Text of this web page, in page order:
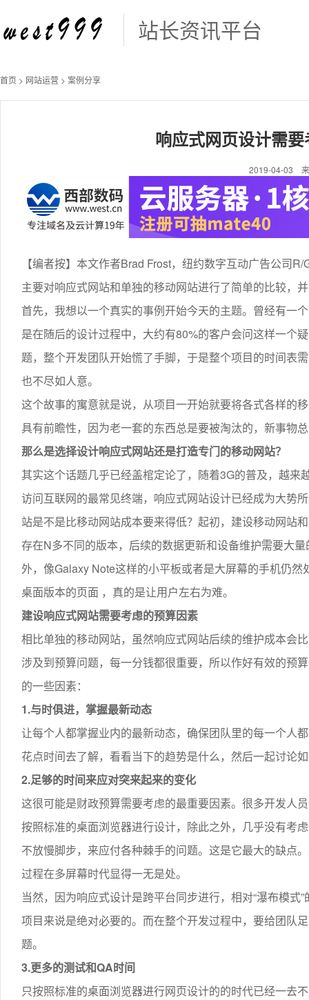
站长资讯平台
首页 > 网站运营 > 案例分享
响应式网页设计需
2019-04-03
【编者按】本文作者Brad Frost，纽约数字互动广告公司
主要对响应式网站和单独的移动网站进行了简单的比较，
首先，我想以一个真实的事例开始今天的主题。曾经有一
是在随后的设计过程中，大约有80%的客户会问这样一个
题，整个开发团队开始慌了手脚，于是整个项目的时间表
也不尽如人意。
这个故事的寓意就是说，从项目一开始就要将各式各样的
具有前瞻性，因为老一套的东西总是要被淘汰的，新事物
那么是选择设计响应式网站还是打造专门的移动网站？
其实这个话题几乎已经盖棺定论了，随着3G的普及，越
访问互联网的最常见终端，响应式网站设计已经成为大势
站是不是比移动网站成本要来得低？起初，建设移动网站
存在N多不同的版本，后续的数据更新和设备维护需要大
外，像Galaxy Note这样的小平板或者是大屏幕的手机仍
桌面版本的页面 ，真的是让用户左右为难。
建设响应式网站需要考虑的预算因素
相比单独的移动网站，虽然响应式网站后续的维护成本会
涉及到预算问题，每一分钱都很重要，所以作好有效的预
的一些因素：
1.与时俱进，掌握最新动态
让每个人都掌握业内的最新动态，确保团队里的每一个人
花点时间去了解，看看当下的趋势是什么，然后一起讨论
2.足够的时间来应对突来起来的变化
这很可能是财政预算需要考虑的最重要因素。很多开发人
按照标准的桌面浏览器进行设计，除此之外，几乎没有考
不放慢脚步，来应付各种棘手的问题。这是它最大的缺点
过程在多屏幕时代显得一无是处。
当然，因为响应式设计是跨平台同步进行，相对“瀑布模
项目来说是绝对必要的。而在整个开发过程中，要给团队
题。
3.更多的测试和QA时间
只按照标准的桌面浏览器进行网页设计的的时代已经一去